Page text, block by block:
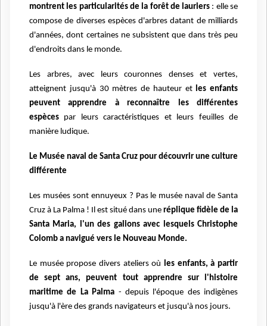
montrent les particularités de la forêt de lauriers : elle se
compose de diverses espèces d'arbres datant de milliards
d'années, dont certaines ne subsistent que dans très peu
d'endroits dans le monde.
Les arbres, avec leurs couronnes denses et vertes,
atteignent jusqu'à 30 mètres de hauteur et les enfants
peuvent apprendre à reconnaître les différentes
espèces par leurs caractéristiques et leurs feuilles de
manière ludique.
Le Musée naval de Santa Cruz pour découvrir une culture
différente
Les musées sont ennuyeux ? Pas le musée naval de Santa
Cruz à La Palma ! Il est situé dans une réplique fidèle de la
Santa Maria, l'un des galions avec lesquels Christophe
Colomb a navigué vers le Nouveau Monde.
Le musée propose divers ateliers où
les enfants, à partir
de sept ans, peuvent tout apprendre sur l'histoire
maritime de La Palma - depuis l'époque des indigènes
jusqu'à l'ère des grands navigateurs et jusqu'à nos jours.